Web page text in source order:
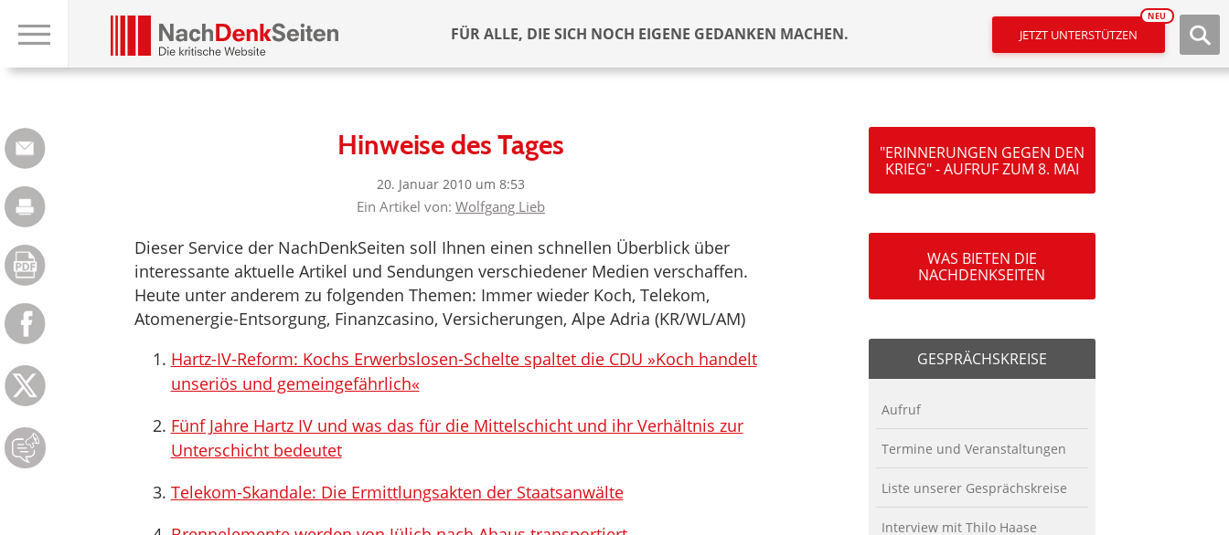
FÜR ALLE, DIE SICH NOCH EIGENE GEDANKEN MACHEN. JETZT UNTERSTÜTZEN
NEU
Hinweise des Tages
20. Januar 2010 um 8:53
Ein Artikel von: Wolfgang Lieb
Dieser Service der NachDenkSeiten soll Ihnen einen schnellen Überblick über
interessante aktuelle Artikel und Sendungen verschiedener Medien verschaffen.
Heute unter anderem zu folgenden Themen: Immer wieder Koch, Telekom,
Atomenergie-Entsorgung, Finanzcasino, Versicherungen, Alpe Adria (KR/WL/AM)
Hartz-IV-Reform: Kochs Erwerbslosen-Schelte spaltet die CDU »Koch handelt
unseriös und gemeingefährlich«
Fünf Jahre Hartz IV und was das für die Mittelschicht und ihr Verhältnis zur
Unterschicht bedeutet
Telekom-Skandale: Die Ermittlungsakten der Staatsanwälte
"ERINNERUNGEN GEGEN DEN
KRIEG" - AUFRUF ZUM 8. MAI
WAS BIETEN DIE
NACHDENKSEITEN
GESPRÄCHSKREISE
Aufruf
Termine und Veranstaltungen
Liste unserer Gesprächskreise
Interview mit Thilo Haase